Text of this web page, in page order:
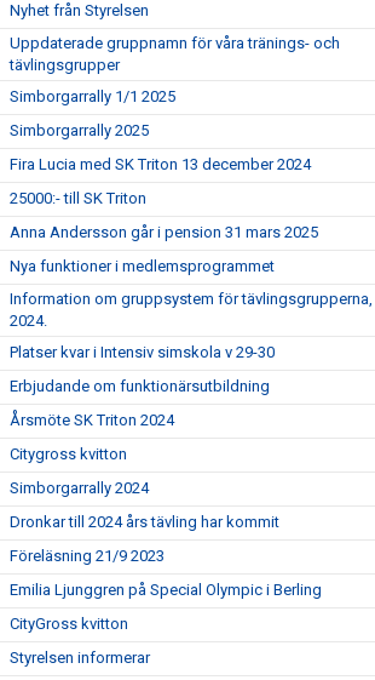
Nyhet från Styrelsen
Uppdaterade gruppnamn för våra tränings- och
tävlingsgrupper
Simborgarrally 1/1 2025
Simborgarrally 2025
Fira Lucia med SK Triton 13 december 2024
25000:- till SK Triton
Anna Andersson går i pension 31 mars 2025
Nya funktioner i medlemsprogrammet
Information om gruppsystem för tävlingsgrupperna,
2024.
Platser kvar i Intensiv simskola v 29-30
Erbjudande om funktionärsutbildning
Årsmöte SK Triton 2024
Citygross kvitton
Simborgarrally 2024
Dronkar till 2024 års tävling har kommit
Föreläsning 21/9 2023
Emilia Ljunggren på Special Olympic i Berling
CityGross kvitton
Styrelsen informerar